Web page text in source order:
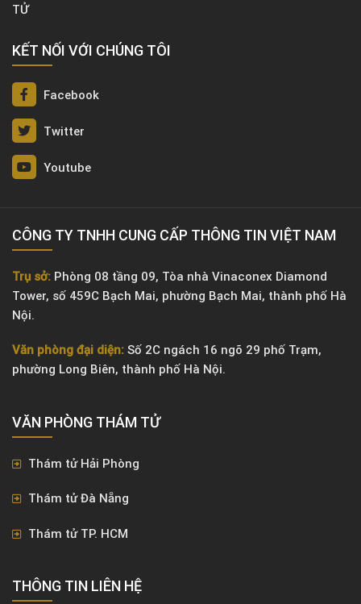
TỬ
KẾT NỐI VỚI CHÚNG TÔI
Facebook
Twitter
Youtube
CÔNG TY TNHH CUNG CẤP THÔNG TIN VIỆT NAM
Trụ sở: Phòng 08 tầng 09, Tòa nhà Vinaconex Diamond
Tower, số 459C Bạch Mai, phường Bạch Mai, thành phố Hà
Nội.
Văn phòng đại diện: Số 2C ngách 16 ngõ 29 phố Trạm,
phường Long Biên, thành phố Hà Nội.
VĂN PHÒNG ​THÁM TỬ
Thám tử Hải Phòng
Thám tử Đà Nẵng
Thám tử TP. HCM
THÔNG TIN LIÊN HỆ